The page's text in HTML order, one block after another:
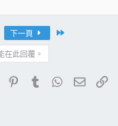
下一頁
在此回覆。
Reddit PinterestTumblrWhatsApp
電子